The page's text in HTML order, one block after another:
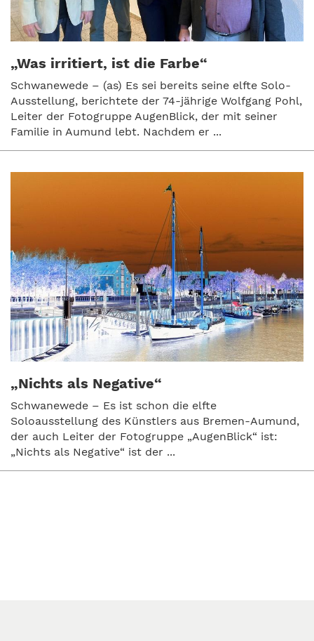
„Was irritiert, ist die Farbe“
Schwanewede – (as) Es sei bereits seine elfte Solo-
Ausstellung, berichtete der 74-jährige Wolfgang Pohl,
Leiter der Fotogruppe AugenBlick, der mit seiner
Familie in Aumund lebt. Nachdem er ...
„Nichts als Negative“
Schwanewede – Es ist schon die elfte
Soloausstellung des Künstlers aus Bremen-Aumund,
der auch Leiter der Fotogruppe „AugenBlick“ ist:
„Nichts als Negative“ ist der ...